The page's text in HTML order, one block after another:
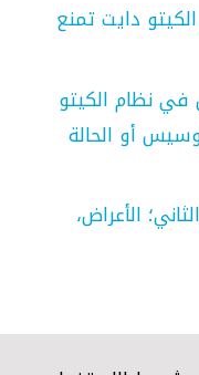
دايت تمنع
في نظام الكيتو
أو الحالة
الأعراض،